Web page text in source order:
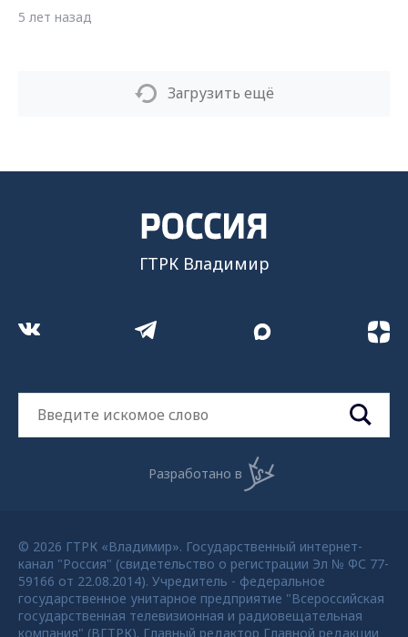
5 лет назад
Загрузить ещё
ГТРК Владимир
Разработано в
© 2026 ГТРК «Владимир». Государственный интернет-
канал "Россия" (свидетельство о регистрации Эл № ФС 77-
59166 от 22.08.2014). Учредитель - федеральное
государственное унитарное предприятие "Всероссийская
государственная телевизионная и радиовещательная
компания" (ВГТРК). Главный редактор Главной редакции